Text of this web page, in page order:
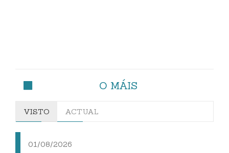
O MÁIS
VISTO ACTUAL
01/08/2026